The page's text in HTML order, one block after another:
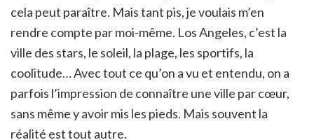
cela peut paraître. Mais tant pis, je voulais m’en
rendre compte par moi-même. Los Angeles, c’est la
ville des stars, le soleil, la plage, les sportifs, la
coolitude… Avec tout ce qu’on a vu et entendu, on a
parfois l’impression de connaître une ville par cœur,
sans même y avoir mis les pieds. Mais souvent la
réalité est tout autre.